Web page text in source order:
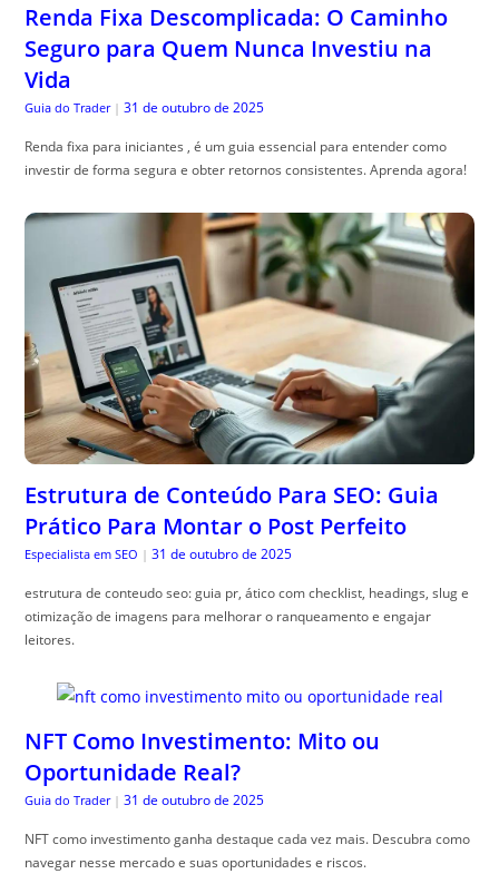
Renda Fixa Descomplicada: O Caminho
Seguro para Quem Nunca Investiu na
Vida
Guia do Trader | 31 de outubro de 2025
Renda fixa para iniciantes , é um guia essencial para entender como
investir de forma segura e obter retornos consistentes. Aprenda agora!
Estrutura de Conteúdo Para SEO: Guia
Prático Para Montar o Post Perfeito
Especialista em SEO | 31 de outubro de 2025
estrutura de conteudo seo: guia pr, ático com checklist, headings, slug e
otimização de imagens para melhorar o ranqueamento e engajar
leitores.
NFT Como Investimento: Mito ou
Oportunidade Real?
Guia do Trader | 31 de outubro de 2025
NFT como investimento ganha destaque cada vez mais. Descubra como
navegar nesse mercado e suas oportunidades e riscos.